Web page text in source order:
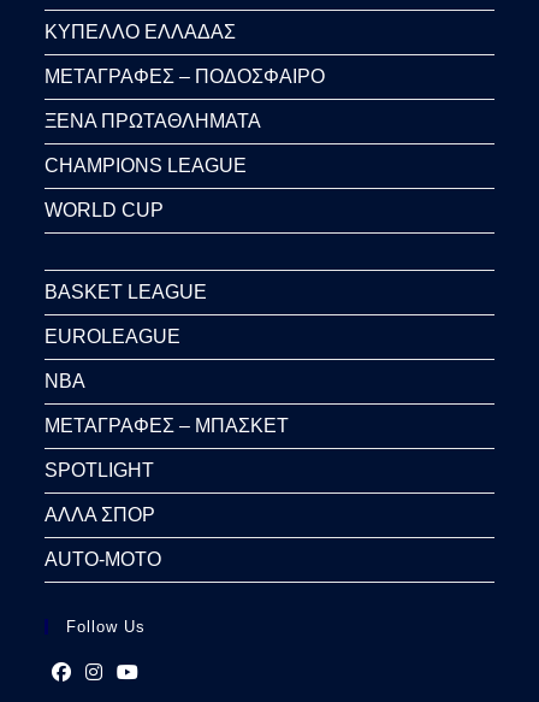
ΚΥΠΕΛΛΟ ΕΛΛΑΔΑΣ
ΜΕΤΑΓΡΑΦΕΣ – ΠΟΔΟΣΦΑΙΡΟ
ΞΕΝΑ ΠΡΩΤΑΘΛΗΜΑΤΑ
CHAMPIONS LEAGUE
WORLD CUP
BASKET LEAGUE
EUROLEAGUE
NBA
ΜΕΤΑΓΡΑΦΕΣ – ΜΠΑΣΚΕΤ
SPOTLIGHT
ΑΛΛΑ ΣΠΟΡ
AUTO-MOTO
Follow Us